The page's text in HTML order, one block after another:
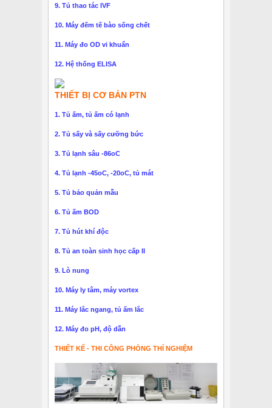
9. Tủ thao tác IVF
10. Máy đếm tế bào sống chết
11. Máy đo OD vi khuẩn
12. Hệ thống ELISA
THIẾT BỊ CƠ BẢN PTN
1. Tủ ấm, tủ ấm có lạnh
2. Tủ sấy và sấy cưỡng bức
3. Tủ lạnh sâu -86oC
4. Tủ lạnh -45oC, -20oC, tủ mát
5. Tủ bảo quản mẫu
6. Tủ ấm BOD
7. Tủ hút khí độc
8. Tủ an toàn sinh học cấp II
9. Lò nung
10. Máy ly tâm, máy vortex
11. Máy lắc ngang, tủ ấm lắc
12. Máy đo pH, độ dẫn
THIẾT KẾ - THI CÔNG PHÒNG THÍ NGHIỆM